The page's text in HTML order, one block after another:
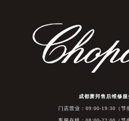
成都萧邦售后维修
门店营业：09:00-19:30（节